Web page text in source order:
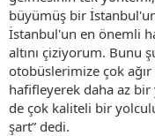
büyümüş bir
İstanbul'un en önemli
altını çiziyorum. Bunu
otobüslerimize çok
hafifleyerek daha az
de çok kaliteli bir
şart” dedi.